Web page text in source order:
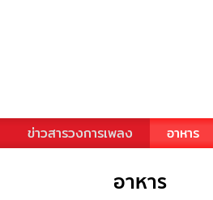
ข่าวสารวงการเพลง อาหาร
อาหาร